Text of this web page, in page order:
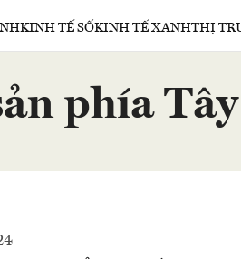
KINH TẾ SỐKINH TẾ XANHTHỊ
phía